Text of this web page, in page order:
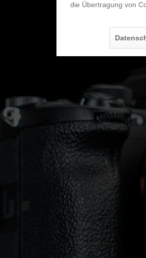
Personalisierung
Service
die Übertragung von